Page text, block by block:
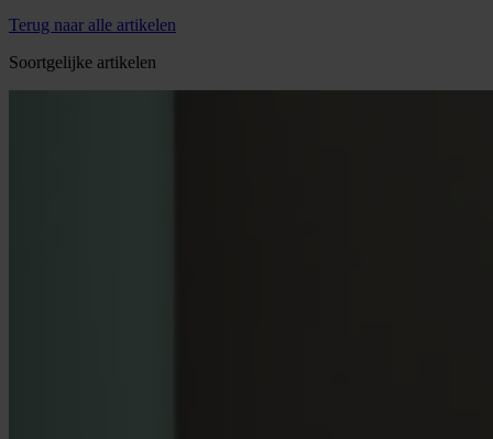
Terug naar alle artikelen
Soortgelijke artikelen